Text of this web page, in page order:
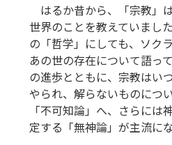
はるか昔から、「宗教」
世界のことを教えていまし
の「哲学」にしても、ソク
あの世の存在について語っ
の進歩とともに、宗教はい
やられ、解らないものにつ
「不可知論」へ、さらには
定する「無神論」が主流に